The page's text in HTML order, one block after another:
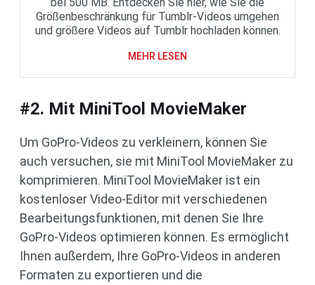
Größenbeschränkung für Tumblr-Videos umgehen
und größere Videos auf Tumblr hochladen können.
MEHR LESEN
#2. Mit MiniTool MovieMaker
Um GoPro-Videos zu verkleinern, können Sie
auch versuchen, sie mit MiniTool MovieMaker zu
komprimieren. MiniTool MovieMaker ist ein
kostenloser Video-Editor mit verschiedenen
Bearbeitungsfunktionen, mit denen Sie Ihre
GoPro-Videos optimieren können. Es ermöglicht
Ihnen außerdem, Ihre GoPro-Videos in anderen
Formaten zu exportieren und die